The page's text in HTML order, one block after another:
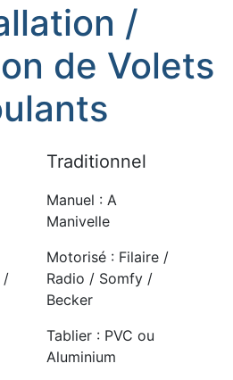
/
de Volets
/
Traditionnel
Manuel : A
Manivelle
Motorisé : Filaire /
Radio / Somfy /
Becker
Tablier : PVC ou
Aluminium